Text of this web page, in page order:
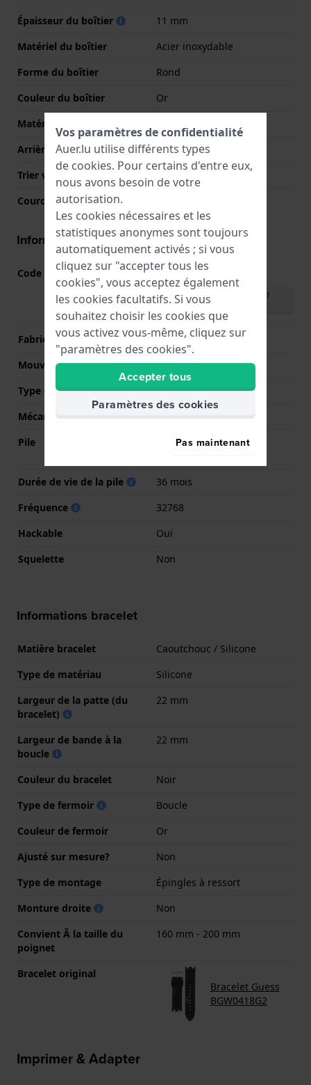
Épaisseur du boîtier
11 mm
Matériel du boîtier
Acier inoxydable
Forme du boîtier
Rond
Couleur du boîtier
Or
Matériau du boîtier arrière
Arrière de Boitier
Couvercle à pression
Trier verre
Minéral
Couronne
Informations mouvement
Code Mouvement VX7J
Télécharger le manuel
(English)
Fabricant de mouvement
Seiko Instruments Inc.
Mouvement suisse
Non
Type d'affichage
Analogique
Mécanisme
Quartz
Pile
Pile Renata R395 395 /
Durée de vie de la pile
36 mois
Fréquence
32768
Hackable
Oui
Squelette
Non
Informations bracelet
Matière bracelet
Caoutchouc / Silicone
Type de matériau
Silicone
Largeur de la patte (du
bracelet)
22 mm
Largeur de bande à la
boucle
22 mm
Couleur du bracelet
Noir
Type de fermoir
Boucle
Couleur de fermoir
Or
Ajusté sur mesure?
Non
Type de montage
Épingles à ressort
Monture droite
Non
Convient Ă la taille du
poignet
160 mm - 200 mm
Bracelet original
Bracelet Guess
BGW0418G2
Imprimer & Adapter
Vos paramètres de confidentialité
Auer.lu utilise différents types
de cookies. Pour certains d'entre eux,
nous avons besoin de votre
autorisation.
Les cookies nécessaires et les
statistiques anonymes sont toujours
automatiquement activés ; si vous
cliquez sur "accepter tous les
cookies", vous acceptez également
les cookies facultatifs. Si vous
souhaitez choisir les cookies que
vous activez vous-même, cliquez sur
"paramètres des cookies".
Accepter tous
Paramètres des cookies
Pas maintenant